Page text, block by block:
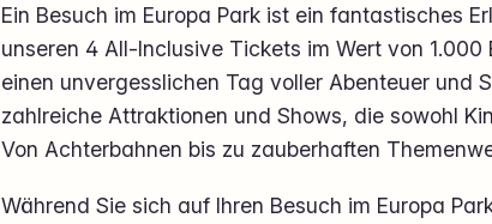
Ein Besuch im Europa Park ist ein fantastisches
unseren 4 All-Inclusive Tickets im Wert von 1.000
einen unvergesslichen Tag voller Abenteuer und
zahlreiche Attraktionen und Shows, die sowohl
Von Achterbahnen bis zu zauberhaften
Während Sie sich auf Ihren Besuch im Europa